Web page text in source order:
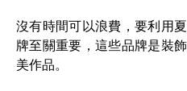
沒有時間可以浪費，要利用
牌至關重要，這些品牌是裝
美作品。